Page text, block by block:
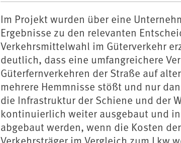
Im Projekt wurden über eine
Ergebnisse zu den relevanten
Verkehrsmittelwahl im Güterverkehr
deutlich, dass eine umfangreichere
Güterfernverkehren der Straße auf
mehrere Hemmnisse stößt und nur
die Infrastruktur der Schiene und der
kontinuierlich weiter ausgebaut und
abgebaut werden, wenn die Kosten
Verkehrsträger im Vergleich zum Lkw